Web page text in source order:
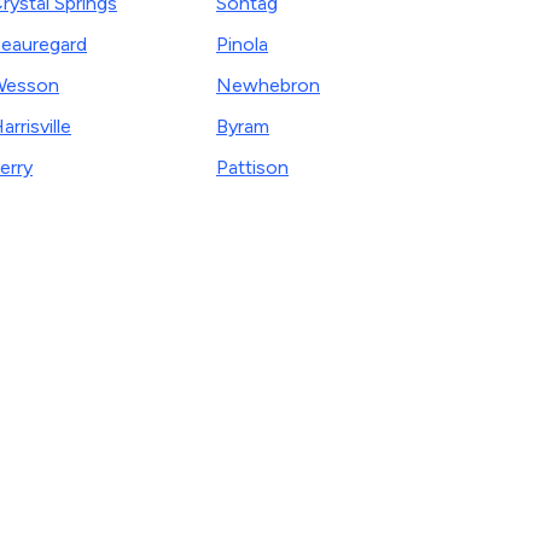
Pinola
Newhebron
Byram
Pattison